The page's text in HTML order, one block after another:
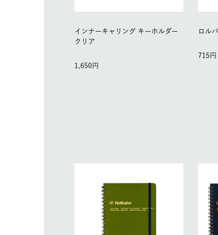
インナーキャリング キーホルダー
クリア
1,650
ロル
715